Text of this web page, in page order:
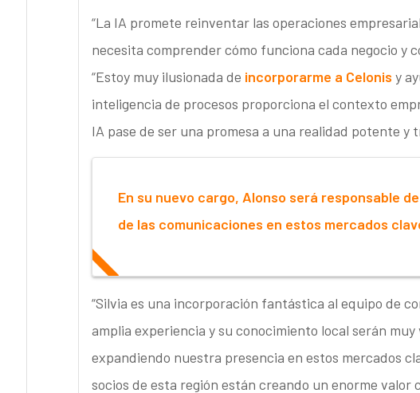
“La IA promete reinventar las operaciones
necesita comprender cómo funciona cada negocio y
“Estoy muy ilusionada de incorporarme a Celonis y
inteligencia de procesos proporciona el contexto
IA pase de ser una promesa a una realidad potente
En su nuevo cargo, Alonso será responsable
de las comunicaciones en estos mercados
“Silvia es una incorporación fantástica al equipo de
amplia experiencia y su conocimiento local serán
expandiendo nuestra presencia en estos mercados
socios de esta región están creando un enorme valor